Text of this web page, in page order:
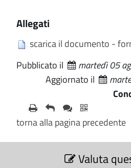
Allegati
scarica il documento -
Pubblicato il
martedì 05
Aggiornato il
torna alla pagina precedente
S
Valuta